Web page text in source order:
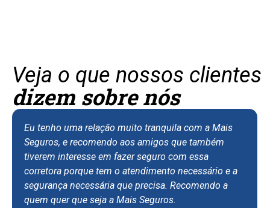
Veja o que nossos clientes
dizem sobre nós
tenho uma relação muito tranquila com a Mais
e recomendo aos amigos que também
interesse em fazer seguro com essa
porque tem o atendimento necessário e a
necessária que precisa. Recomendo a
quer que seja a Mais Seguros.